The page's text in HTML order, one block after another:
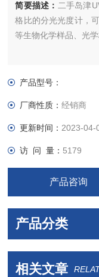
简要描述： 二手岛津
格比的分光光度计，
等生物化学样品、光
产品型号：
厂商性质：经销商
更新时间： 2023-04-
访 问 量： 5179
产品咨询
产品分类
相关文章